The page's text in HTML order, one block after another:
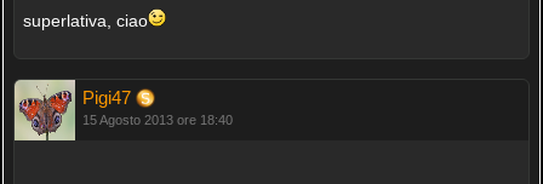
superlativa, ciao
Pigi47
15 Agosto 2013 ore 18:40